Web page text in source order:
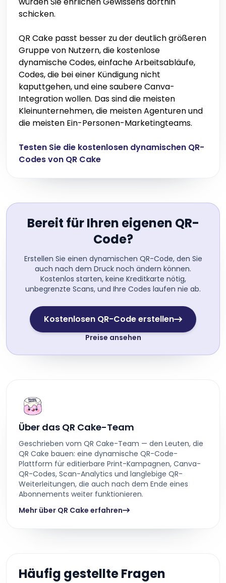
schicken.
QR Cake passt besser zu der deutlich größeren
Gruppe von Nutzern, die kostenlose
dynamische Codes, einfache Arbeitsabläufe,
Codes, die bei einer Kündigung nicht
kaputtgehen, und eine saubere Canva-
Integration wollen. Das sind die meisten
Kleinunternehmen, die meisten Agenturen und
die meisten Ein-Personen-Marketingteams.
Testen Sie die kostenlosen dynamischen QR-
Codes von QR Cake
Bereit für Ihren eigenen QR-
Code?
Erstellen Sie einen dynamischen QR-Code, den Sie
auch nach dem Druck noch ändern können.
Kostenlos starten, keine Kreditkarte nötig,
unbegrenzte Scans, und Ihre Codes laufen nie ab.
Kostenlosen QR-Code erstellen
Preise ansehen
Über das QR Cake-Team
Geschrieben vom QR Cake-Team — den Leuten, die
QR Cake bauen: eine dynamische QR-Code-
Plattform für editierbare Print-Kampagnen, Canva-
QR-Codes, Scan-Analytics und langlebige QR-
Weiterleitungen, die auch nach dem Ende eines
Abonnements weiter funktionieren.
Mehr über QR Cake erfahren
Häufig gestellte Fragen